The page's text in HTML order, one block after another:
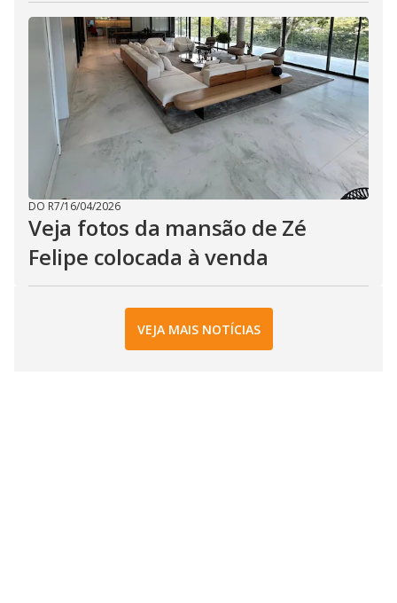
DO R7/16/04/2026
Veja fotos da mansão de Zé
Felipe colocada à venda
VEJA MAIS NOTÍCIAS